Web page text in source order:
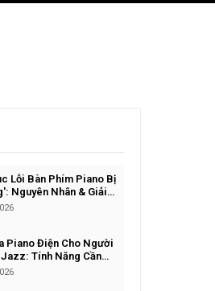
Lỗi Bàn Phím Piano Bị
Nguyên Nhân & Giải
Piano Điện Cho Người
Tính Năng Cần